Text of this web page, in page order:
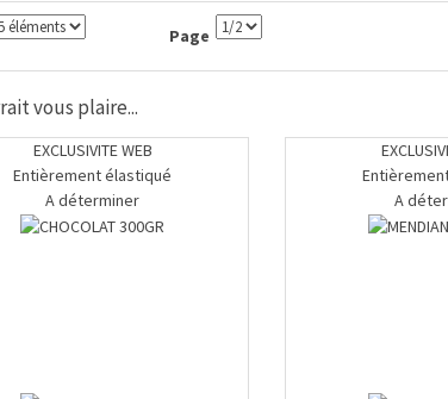
Page
vous plaire...
EXCLUSIVITE WEB
Entièrement élastiqué
A déterminer
A